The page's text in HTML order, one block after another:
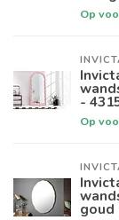
Op
-
Op
goud